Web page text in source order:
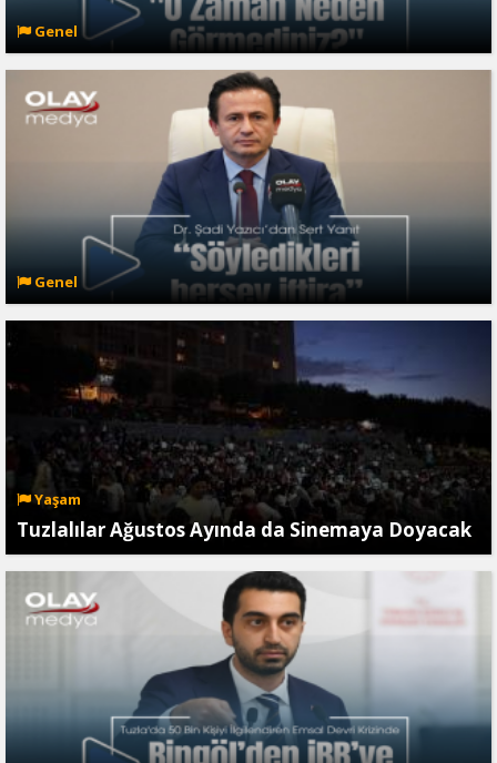
Genel
Genel
Yaşam
Tuzlalılar Ağustos Ayında da Sinemaya Doyacak